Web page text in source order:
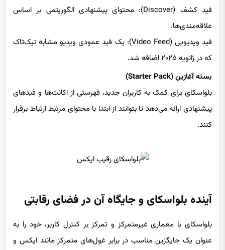
فید کشف (Discover): محتوای پیشنهادی الگوریتمی بر اساس
علاقه‌مندی‌ها.
فید ویدیویی (Video Feed): یک فید عمودی ویدیو مشابه تیک‌تاک
که در ژانویه ۲۰۲۵ اضافه شد.
بسته آغازین (Starter Pack)
بلواسکای برای کمک به کاربران جدید، فهرستی از اکانت‌ها و فیدهای
پیشنهادی ارائه می‌دهد تا بتوانند از ابتدا با محتوای مرتبط ارتباط برقرار
کنند.
آینده بلواسکای و جایگاه آن در فضای رقابتی
بلواسکای با معماری غیرمتمرکز و تمرکز بر کنترل کاربر، خود را به
عنوان یک جایگزین مناسب در برابر غول‌های متمرکز مانند ایکس و